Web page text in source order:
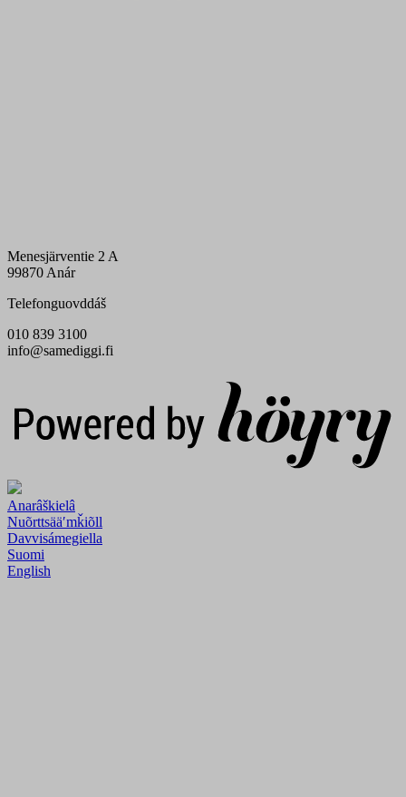
Menesjärventie 2 A
99870 Anár
Telefonguovddáš
010 839 3100
info@samediggi.fi
Anarâškielâ
Nuõrttsääʹmǩiõll
Davvisámegiella
Suomi
English